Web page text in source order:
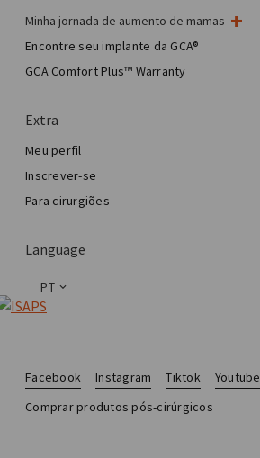
Minha jornada de aumento de mamas
Minha cirurgia de mama
Cirurgia estética de mama
Total Breast Reconstruction™
Encontre seu implante da GCA®
GCA Comfort Plus™ Warranty
Extra
Meu perfil
Inscrever-se
Para cirurgiões
Language
PT
Facebook Instagram Tiktok Youtube
Comprar produtos pós-cirúrgicos